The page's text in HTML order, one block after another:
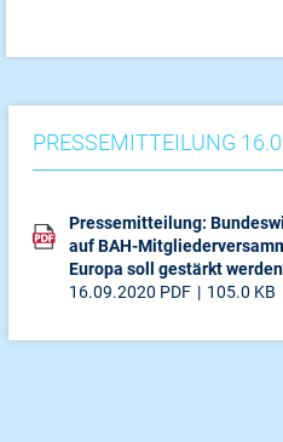
PRESSEMITTEILUNG
Pressemitteilung:
auf BAH-
Europa soll gestärkt
16.09.2020 PDF 105.0 KB